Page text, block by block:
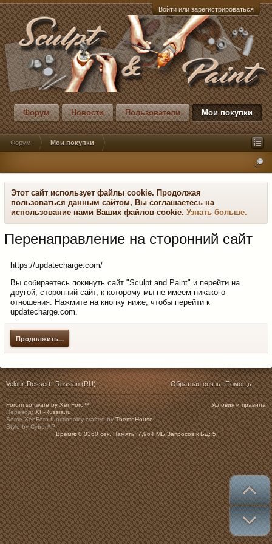
Войти или зарегистрироваться
Форум Новости Пользователи Мои покупки
Форум Мои покупки
Этот сайт использует файлы cookie. Продолжая
пользоваться данным сайтом, Вы соглашаетесь на
использование нами Ваших файлов cookie. Узнать больше.
Перенаправление на сторонний сайт
https://updatecharge.com/
Вы собираетесь покинуть сайт "Sculpt and Paint" и перейти на
другой, сторонний сайт, к которому мы не имеем никакого
отношения. Нажмите на кнопку ниже, чтобы перейти к
updatecharge.com.
Продолжить...
Velour-Dessert Russian (RU) Обратная связь Помощь
Условия и правила
Forum software by XenForo™
Перевод:XF-Russia.ru
Some XenForo functionality crafted byThemeHouse.
Style by CyberAP
Время: 0,0360 сек. Память: 7,964 МБ Запросов к БД: 5